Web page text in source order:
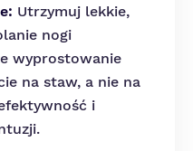
Utrzymuj lekkie,
nogi
wyprostowanie
na staw, a nie na
i